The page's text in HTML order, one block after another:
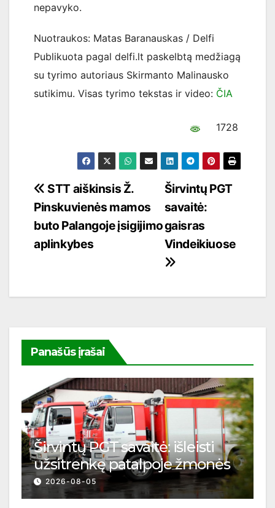
nepavyko.
Nuotraukos: Matas Baranauskas / Delfi
Publikuota pagal delfi.lt paskelbtą medžiagą
su tyrimo autoriaus Skirmanto Malinausko
sutikimu. Visas tyrimo tekstas ir video: ČIA
1728
Navigacija
tarp
įrašų
Širvintų PGT
savaitė:
gaisras
Vindeikiuose
STT aiškinsis Ž.
Pinskuvienės mamos
buto Palangoje įsigijimo
aplinkybes
Panašūs įrašai
Širvintų PGT savaitė: išleisti
užsitrenkę patalpoje žmonės
2026-08-05